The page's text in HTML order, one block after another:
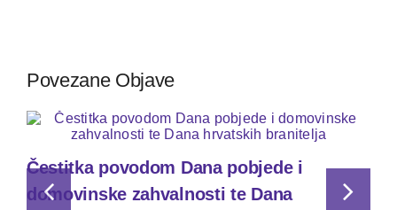
Povezane Objave
Čestitka povodom Dana pobjede i
domovinske zahvalnosti te Dana